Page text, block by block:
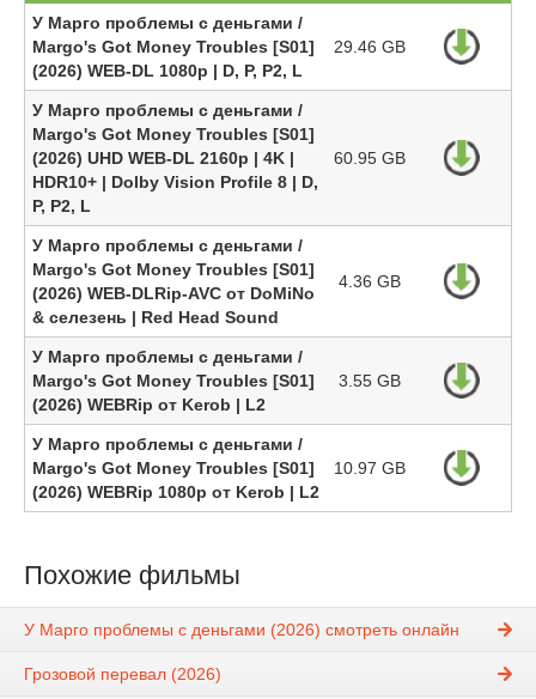
У Марго проблемы с деньгами /
Margo's Got Money Troubles [S01]
(2026) WEB-DL 1080p | D, P, P2, L
29.46 GB
У Марго проблемы с деньгами /
Margo's Got Money Troubles [S01]
(2026) UHD WEB-DL 2160p | 4K |
HDR10+ | Dolby Vision Profile 8 | D,
P, P2, L
60.95 GB
У Марго проблемы с деньгами /
Margo's Got Money Troubles [S01]
(2026) WEB-DLRip-AVC от DoMiNo
& селезень | Red Head Sound
4.36 GB
У Марго проблемы с деньгами /
Margo's Got Money Troubles [S01]
(2026) WEBRip от Kerob | L2
3.55 GB
У Марго проблемы с деньгами /
Margo's Got Money Troubles [S01]
(2026) WEBRip 1080p от Kerob | L2
10.97 GB
Похожие фильмы
У Марго проблемы с деньгами (2026) смотреть онлайн
Грозовой перевал (2026)